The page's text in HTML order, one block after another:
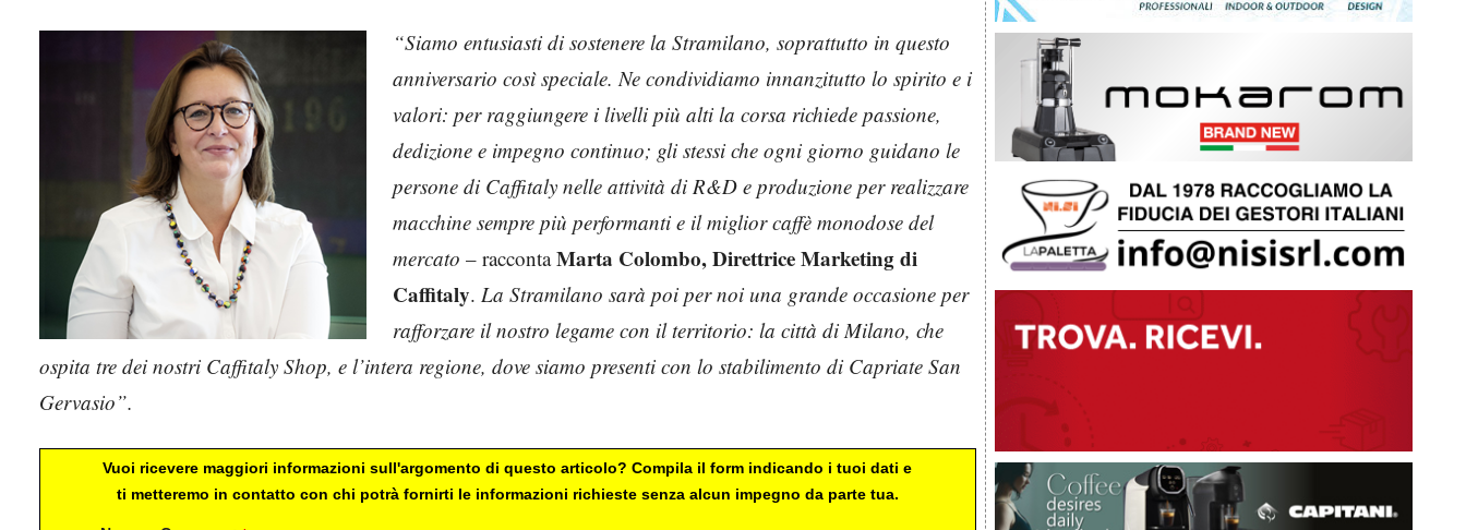
“Siamo entusiasti di sostenere la Stramilano, soprattutto in questo
anniversario così speciale. Ne condividiamo innanzitutto lo spirito e i
valori: per raggiungere i livelli più alti la corsa richiede passione,
dedizione e impegno continuo; gli stessi che ogni giorno guidano le
persone di Caffitaly nelle attività di R&D e produzione per realizzare
macchine sempre più performanti e il miglior caffè monodose del
mercato – raccontaMarta Colombo, Direttrice Marketing di
Caffitaly. La Stramilano sarà poi per noi una grande occasione per
rafforzare il nostro legame con il territorio: la città di Milano, che
ospita tre dei nostri Caffitaly Shop, e l’intera regione, dove siamo presenti con lo stabilimento di Capriate San
Gervasio”.
Vuoi ricevere maggiori informazioni sull'argomento di questo articolo? Compila il form indicando i tuoi dati e
ti metteremo in contatto con chi potrà fornirti le informazioni richieste senza alcun impegno da parte tua.